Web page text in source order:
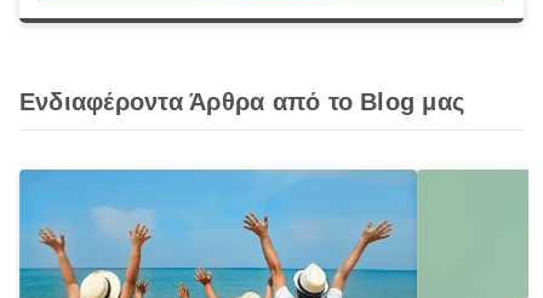
Ενδιαφέροντα Άρθρα από το Blog μας